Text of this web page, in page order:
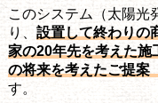
このシステム（太陽光
り、 設置して終わりの
家の20年先を考えた施
の将来を考えたご提案
す。